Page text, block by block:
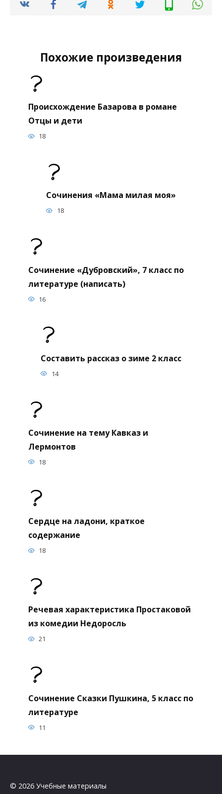
Похожие произведения
Происхождение Базарова в романе
Отцы и дети
18
Сочинения «Мама милая моя»
18
Сочинение «Дубровский», 7 класс по
литературе (написать)
16
Составить рассказ о зиме 2 класс
14
Сочинение на тему Кавказ и
Лермонтов
18
Сердце на ладони, краткое
содержание
18
Речевая характеристика Простаковой
из комедии Недоросль
21
Сочинение Сказки Пушкина, 5 класс по
литературе
11
© 2026 Учебные материалы